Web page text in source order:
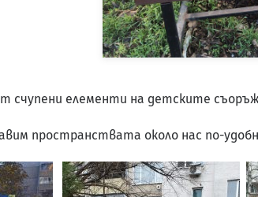
счупени елементи на детските
пространствата около нас по-